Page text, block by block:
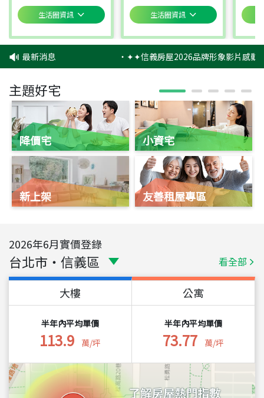
生活圈資訊 生活圈資訊
最新消息 ‧✦✦信義房屋2026品牌形象影片感動
主題好宅
降價宅
新上架
小資宅
友善租屋專區
2026年6月實價登錄
台北市 ・ 信義區 看全部
大樓
半年內平均單價
113.9 萬/坪
公寓
半年內平均單價
73.77 萬/坪